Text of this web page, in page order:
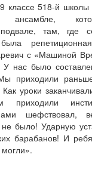
классе 518-й
ансамбле,
там, где
с «Машиной
нас было
приходили
уроки
приходили
шефствовал,
было! Ударную
барабанов! И